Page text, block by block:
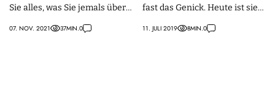
Sie alles, was Sie jemals über
die begehrteste Uhr aller
07. NOV. 2021 37MIN.0
fast das Genick. Heute ist sie
das wirtschaftliche Rückgrat
11. JULI 2019 8MIN.0